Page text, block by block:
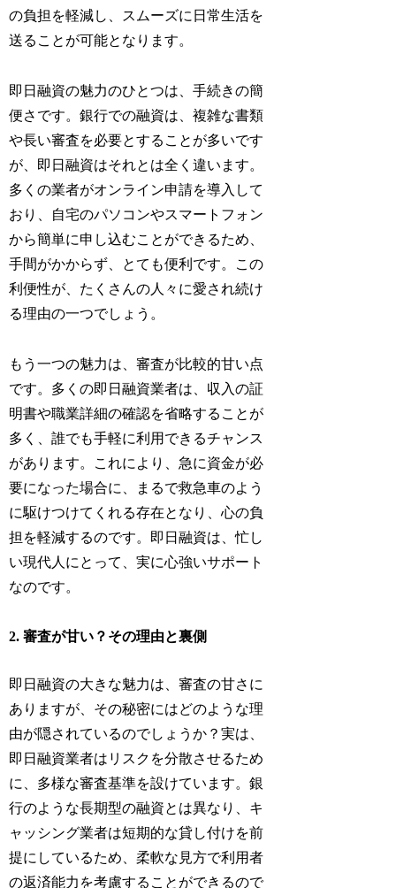
の負担を軽減し、スムーズに日常生活を
送ることが可能となります。
即日融資の魅力のひとつは、手続きの簡
便さです。銀行での融資は、複雑な書類
や長い審査を必要とすることが多いです
が、即日融資はそれとは全く違います。
多くの業者がオンライン申請を導入して
おり、自宅のパソコンやスマートフォン
から簡単に申し込むことができるため、
手間がかからず、とても便利です。この
利便性が、たくさんの人々に愛され続け
る理由の一つでしょう。
もう一つの魅力は、審査が比較的甘い点
です。多くの即日融資業者は、収入の証
明書や職業詳細の確認を省略することが
多く、誰でも手軽に利用できるチャンス
があります。これにより、急に資金が必
要になった場合に、まるで救急車のよう
に駆けつけてくれる存在となり、心の負
担を軽減するのです。即日融資は、忙し
い現代人にとって、実に心強いサポート
なのです。
2. 審査が甘い？その理由と裏側
即日融資の大きな魅力は、審査の甘さに
ありますが、その秘密にはどのような理
由が隠されているのでしょうか？実は、
即日融資業者はリスクを分散させるため
に、多様な審査基準を設けています。銀
行のような長期型の融資とは異なり、キ
ャッシング業者は短期的な貸し付けを前
提にしているため、柔軟な見方で利用者
の返済能力を考慮することができるので